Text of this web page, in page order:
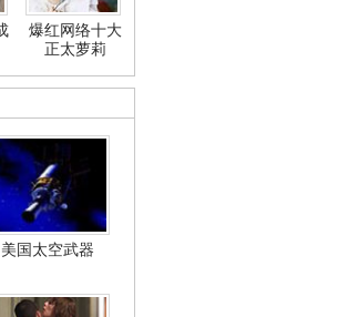
爆红网络十大
正太萝莉
美国太空武器